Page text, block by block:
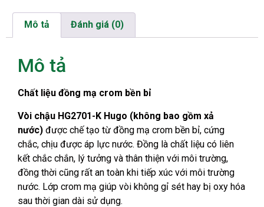
Mô tả Đánh giá (0)
Mô tả
Chất liệu đồng mạ crom bền bỉ
Vòi chậu HG2701-K Hugo (không bao gồm xả
nước) được chế tạo từ đồng mạ crom bền bỉ, cứng
chắc, chịu được áp lực nước. Đồng là chất liệu có liên
kết chắc chắn, lý tưởng và thân thiện với môi trường,
đồng thời cũng rất an toàn khi tiếp xúc với môi trường
nước. Lớp crom mạ giúp vòi không gỉ sét hay bị oxy hóa
sau thời gian dài sử dụng.